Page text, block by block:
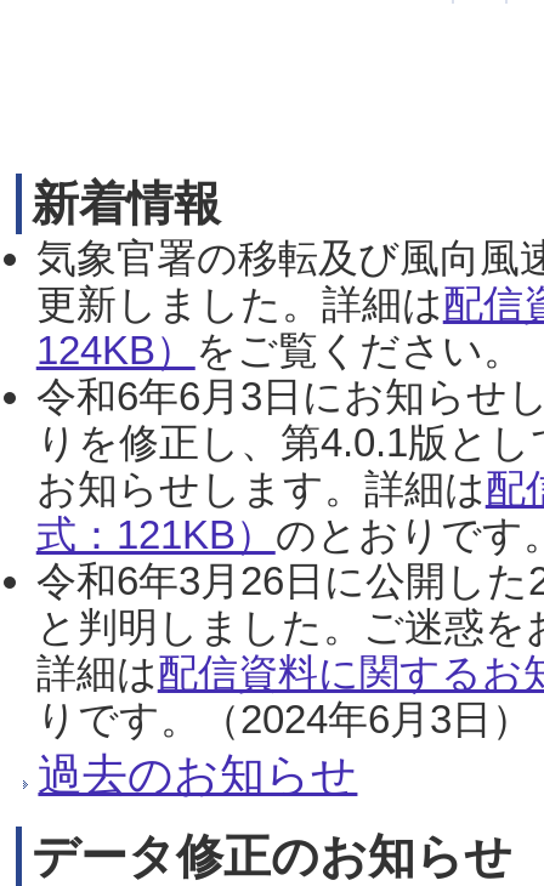
新着情報
気象官署の移転及び風向風
更新しました。詳細は配信
124KB） をご覧ください。
令和6年6月3日にお知らせ
りを修正し、第4.0.1版と
お知らせします。詳細は配
式：121KB） のとおりです
令和6年3月26日に公開し
と判明しました。ご迷惑
詳細は配信資料に関するお
りです。（2024年6月3日）
過去のお知らせ
データ修正のお知らせ